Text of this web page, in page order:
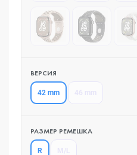
ВЕРСИЯ
42 mm
РАЗМЕР РЕМЕШКА
R